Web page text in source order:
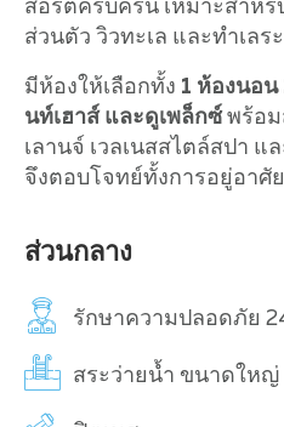
สอร์ตครบครัน เหมาะสำห
ส่วนตัว วิวทะเล และทำเล
มีห้องให้เลือกทั้ง 1 ห้องนอน
นท์เฮาส์ และดูเพล็กซ์พร้อม
เลานจ์ เวลเนสสไตล์สปา
จึงตอบโจทย์ทั้งการอยู่อาศั
ส่วนกลาง
รักษาความปลอดภัย
สระว่ายน้ำ ขนาดใหญ่